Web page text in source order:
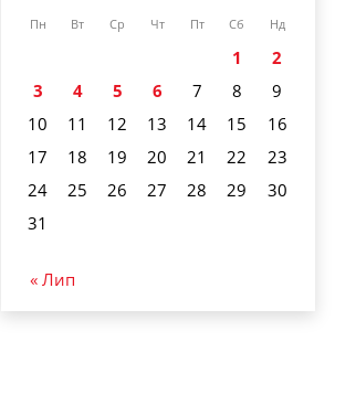
Пн Вт Ср Чт Пт Сб Нд
1
2
3
4 5 6 7 8
9
10
11 12 13 14 15
16
17
18 19 20 21 22
23
24
25 26 27 28 29
30
31
« Лип